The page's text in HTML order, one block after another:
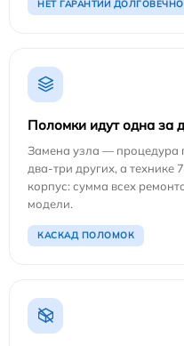
НЕТ ГАРАНТИИ
Поломки идут одна за
Замена узла — процедура
два-три других, а технике
корпус: сумма всех
модели.
КАСКАД ПОЛОМОК